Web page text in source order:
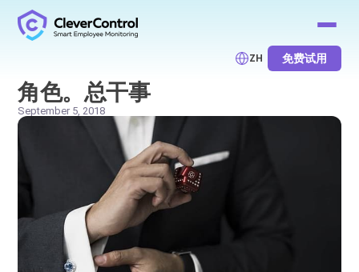
ZH 免费试用
角色。总干事
September 5, 2018